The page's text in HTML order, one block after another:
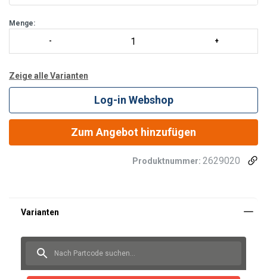
Menge:
Zeige alle Varianten
Log-in Webshop
Zum Angebot hinzufügen
Produktnummer: 2629020